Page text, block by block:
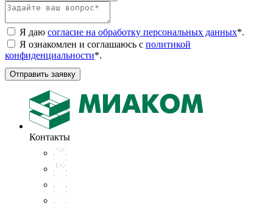
Я даю согласие на обработку персональных данных*.
Я ознакомлен и соглашаюсь с политикой
конфиденциальности*.
Отправить заявку
Контакты